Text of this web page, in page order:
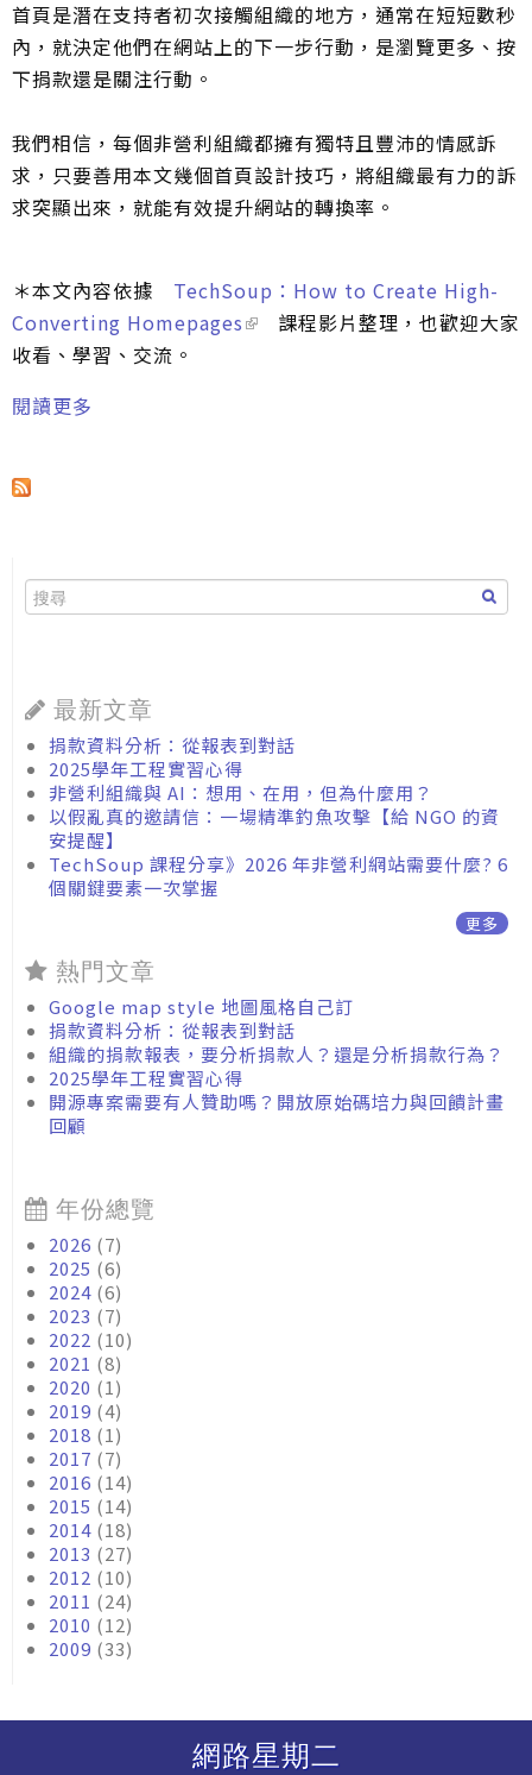
首頁是潛在支持者初次接觸組織的地方，通常在短短數秒
內，就決定他們在網站上的下一步行動，是瀏覽更多、按
下捐款還是關注行動。
我們相信，每個非營利組織都擁有獨特且豐沛的情感訴
求，只要善用本文幾個首頁設計技巧，將組織最有力的訴
求突顯出來，就能有效提升網站的轉換率。
＊本文內容依據 TechSoup：How to Create High-
Converting Homepages
課程影片整理，也歡迎大家
收看、學習、交流。
閱讀更多
最新文章
捐款資料分析：從報表到對話
2025學年工程實習心得
非營利組織與 AI：想用、在用，但為什麼用？
以假亂真的邀請信：一場精準釣魚攻擊【給 NGO 的資
安提醒】
TechSoup 課程分享》2026 年非營利網站需要什麼? 6
個關鍵要素一次掌握
更多
熱門文章
Google map style 地圖風格自己訂
捐款資料分析：從報表到對話
組織的捐款報表，要分析捐款人？還是分析捐款行為？
2025學年工程實習心得
開源專案需要有人贊助嗎？開放原始碼培力與回饋計畫
回顧
年份總覽
2026 (7)
2025 (6)
2024 (6)
2023 (7)
2022 (10)
2021 (8)
2020 (1)
2019 (4)
2018 (1)
2017 (7)
2016 (14)
2015 (14)
2014 (18)
2013 (27)
2012 (10)
2011 (24)
2010 (12)
2009 (33)
網路星期二